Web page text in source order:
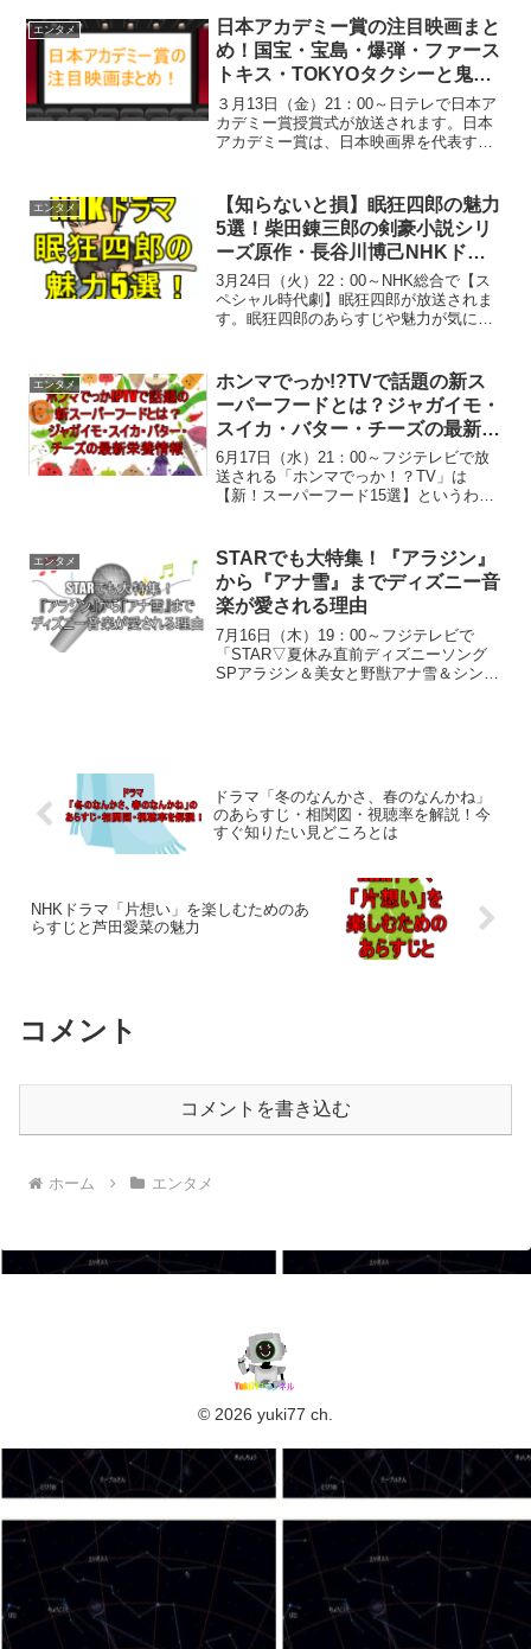
せんか？あらすじや主題歌までまとめて
知りたい方に向けて...
エンタメ
日本アカデミー賞の注目映画まと
め！国宝・宝島・爆弾・ファース
トキス・TOKYOタクシーと鬼滅
の刃、吉沢亮・横浜流星の魅力
３月13日（金）21：00～日テレで日本ア
カデミー賞授賞式が放送されます。日本
アカデミー賞は、日本映画界を代表する
弾」「ファーストキス」「TOKYOタクシ
ー」などの作品...
エンタメ
【知らないと損】眠狂四郎の魅力
5選！柴田錬三郎の剣豪小説シリ
ーズ原作・長谷川博己NHKドラ
マあらすじ
3月24日（火）22：00～NHK総合で【ス
ペシャル時代劇】眠狂四郎が放送されま
す。眠狂四郎のあらすじや魅力が気にな
世界や、田村正和版との違いまで分かり
やすく解説しま...
エンタメ
ホンマでっか!?TVで話題の新ス
ーパーフードとは？ジャガイモ・
スイカ・バター・チーズの最新栄
養情報
6月17日（水）21：00～フジテレビで放
送される「ホンマでっか！？TV」は
【新！スーパーフード15選】というわけ
で公開されている情報によると、「ホン
マでっか!...
エンタメ
STARでも大特集！『アラジン』
から『アナ雪』までディズニー音
楽が愛される理由
7月16日（木）19：00～フジテレビで
「STAR▽夏休み直前ディズニーソング
SPアラジン＆美女と野獣アナ雪＆シンデ
ドラマ「冬のなんかさ、春のなんかね」
のあらすじ・相関図・視聴率を解説！今
すぐ知りたい見どころとは
NHKドラマ「片想い」を楽しむためのあ
らすじと芦田愛菜の魅力
コメント
コメントを書き込む
ホーム エンタメ
© 2026 yuki77 ch.